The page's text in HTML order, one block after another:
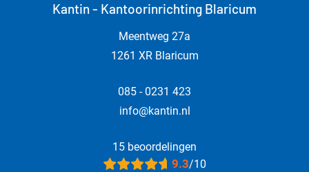
Kantin - Kantoorinrichting Blaricum
Meentweg 27a
1261 XR Blaricum
085 - 0231 423
info@kantin.nl
15 beoordelingen
9.3/10